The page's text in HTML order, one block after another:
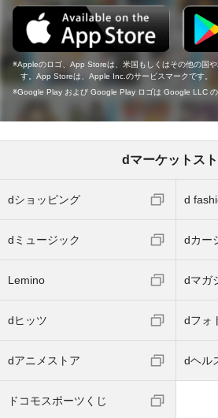
Appleのロゴ、App Storeは、米国もしくはその他の国
す。App Storeは、Apple Inc.のサービスマークです。
Google Play および Google Play ロゴは Google LLC の
dマーケットス
dショッピング d
dミュージック dカー
Lemino dマガ
dヒッツ dフォ
dアニメストア dヘル
ドコモスポーツくじ